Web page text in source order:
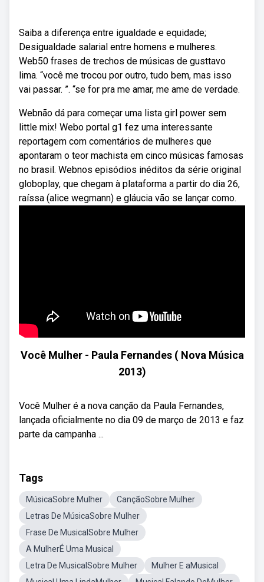
Saiba a diferença entre igualdade e equidade;
Desigualdade salarial entre homens e mulheres.
Web50 frases de trechos de músicas de gusttavo
lima. “você me trocou por outro, tudo bem, mas isso
vai passar. ”. “se for pra me amar, me ame de verdade.
Webnão dá para começar uma lista girl power sem
little mix! Webo portal g1 fez uma interessante
reportagem com comentários de mulheres que
apontaram o teor machista em cinco músicas famosas
no brasil. Webnos episódios inéditos da série original
globoplay, que chegam à plataforma a partir do dia 26,
raíssa (alice wegmann) e gláucia vão se lançar como.
Você Mulher - Paula Fernandes ( Nova Música
2013)
Você Mulher é a nova canção da Paula Fernandes,
lançada oficialmente no dia 09 de março de 2013 e faz
parte da campanha ...
Tags
MúsicaSobre Mulher
CançãoSobre Mulher
Letras De MúsicaSobre Mulher
Frase De MusicalSobre Mulher
A MulherÉ Uma Musical
Letra De MusicalSobre Mulher
Mulher E aMusical